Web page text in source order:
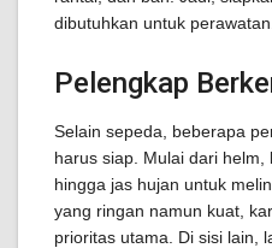
dibutuhkan untuk perawatan.
Pelengkap
Selain sepeda, beberapa
harus siap. Mulai dari helm,
hingga jas hujan untuk
yang ringan namun kuat,
prioritas utama. Di sisi lain,